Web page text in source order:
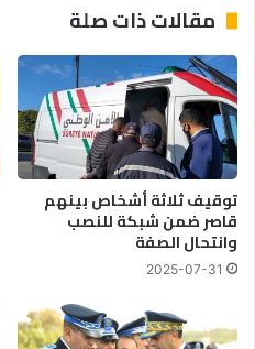
مقالات ذات صلة
توقيف ثلاثة أشخاص بينهم
قاصر ضمن شبكة للنصب
وانتحال الصفة
2025-07-31